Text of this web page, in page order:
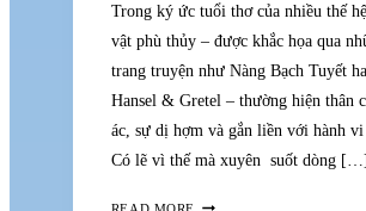
Trong ký ức tuổi thơ của nhiều thế
vật phù thủy – được khắc họa qua
trang truyện như Nàng Bạch Tuyết
Hansel & Gretel – thường hiện thân
ác, sự dị hợm và gắn liền với hành vi
Có lẽ vì thế mà xuyên suốt dòng
HÌNH